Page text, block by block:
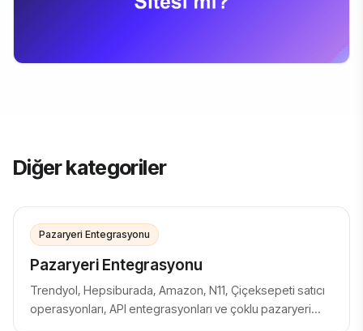
Diğer kategoriler
Pazaryeri Entegrasyonu
Pazaryeri Entegrasyonu
Trendyol, Hepsiburada, Amazon, N11, Çiçeksepeti satıcı
operasyonları, API entegrasyonları ve çoklu pazaryeri